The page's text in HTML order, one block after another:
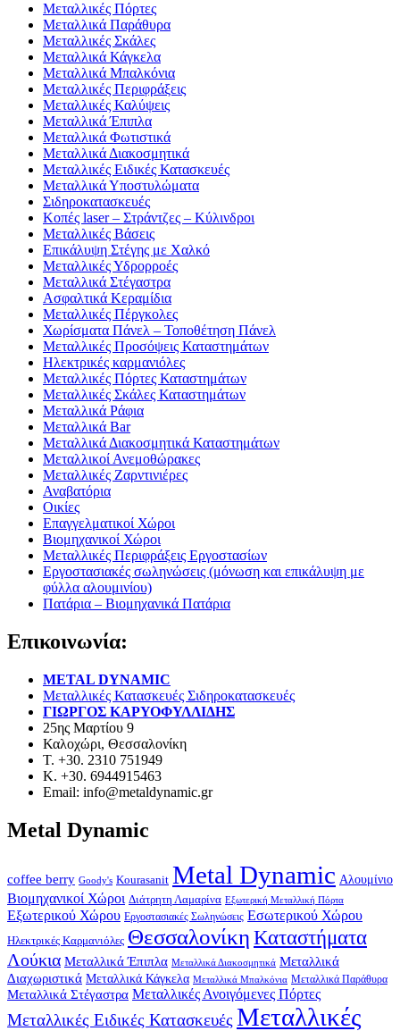
Μεταλλικές Πόρτες
Μεταλλικά Παράθυρα
Μεταλλικές Σκάλες
Μεταλλικά Κάγκελα
Μεταλλικά Μπαλκόνια
Μεταλλικές Περιφράξεις
Μεταλλικές Καλύψεις
Μεταλλικά Έπιπλα
Μεταλλικά Φωτιστικά
Μεταλλικά Διακοσμητικά
Μεταλλικές Ειδικές Κατασκευές
Μεταλλικά Υποστυλώματα
Σιδηροκατασκευές
Κοπές laser – Στράντζες – Κύλινδροι
Μεταλλικές Βάσεις
Επικάλυψη Στέγης με Χαλκό
Μεταλλικές Υδρορροές
Μεταλλικά Στέγαστρα
Ασφαλτικά Κεραμίδια
Μεταλλικές Πέργκολες
Χωρίσματα Πάνελ – Τοποθέτηση Πάνελ
Μεταλλικές Προσόψεις Καταστημάτων
Ηλεκτρικές καρμανιόλες
Μεταλλικές Πόρτες Καταστημάτων
Μεταλλικές Σκάλες Καταστημάτων
Μεταλλικά Ράφια
Μεταλλικά Bar
Μεταλλικά Διακοσμητικά Καταστημάτων
Μεταλλικοί Ανεμοθώρακες
Μεταλλικές Ζαρντινιέρες
Αναβατόρια
Οικίες
Επαγγελματικοί Χώροι
Βιομηχανικοί Χώροι
Μεταλλικές Περιφράξεις Εργοστασίων
Εργοστασιακές σωληνώσεις (μόνωση και επικάλυψη με
φύλλα αλουμινίου)
Πατάρια – Βιομηχανικά Πατάρια
Επικοινωνία:
METAL DYNAMIC
Μεταλλικές Κατασκευές Σιδηροκατασκευές
ΓΙΩΡΓΟΣ ΚΑΡΥΟΦΥΛΛΙΔΗΣ
25ης Μαρτίου 9
Καλοχώρι, Θεσσαλονίκη
Τ. +30. 2310 751949
Κ. +30. 6944915463
Email: info@metaldynamic.gr
Metal Dynamic
coffee berry Goody's Kourasanit Metal Dynamic Αλουμίνιο
Βιομηχανικοί Χώροι Διάτρητη Λαμαρίνα Εξωτερική Μεταλλική Πόρτα
Εξωτερικού Χώρου Εργοστασιακές Σωληνώσεις Εσωτερικού Χώρου
Ηλεκτρικές Καρμανιόλες Θεσσαλονίκη Καταστήματα
Λούκια Μεταλλικά Έπιπλα Μεταλλικά Διακοσμητικά Μεταλλικά
Διαχωριστικά Μεταλλικά Κάγκελα Μεταλλικά Μπαλκόνια Μεταλλικά Παράθυρα
Μεταλλικά Στέγαστρα Μεταλλικές Ανοιγόμενες Πόρτες
Μεταλλικές Ειδικές Κατασκευές Μεταλλικές